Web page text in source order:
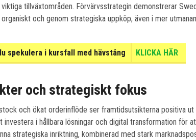
tillväxtområden. Förvärvsstrategin demonstrerar
och genom strategiska uppköp, även i mer
spekulera i kursfall med hävstång KLICKA HÄR
och strategiskt fokus
och ökat orderinflöde ser framtidsutsikterna positiva
i hållbara lösningar och digital transformation för
strategiska inriktning, kombinerad med stark